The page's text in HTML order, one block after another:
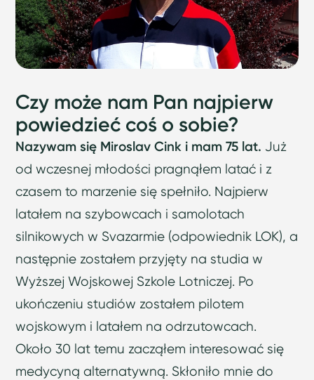
Czy może nam Pan najpierw
powiedzieć coś o sobie?
Nazywam się Miroslav Cink i mam 75 lat. Już
od wczesnej młodości pragnąłem latać i z
czasem to marzenie się spełniło. Najpierw
latałem na szybowcach i samolotach
silnikowych w Svazarmie (odpowiednik LOK), a
następnie zostałem przyjęty na studia w
Wyższej Wojskowej Szkole Lotniczej. Po
ukończeniu studiów zostałem pilotem
wojskowym i latałem na odrzutowcach.
Około 30 lat temu zacząłem interesować się
medycyną alternatywną. Skłoniło mnie do